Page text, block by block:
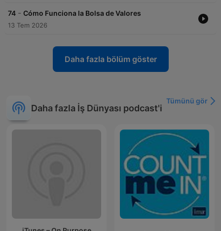
74 - Cómo Funciona la Bolsa de Valores
13 Tem 2026
Daha fazla bölüm göster
Daha fazla İş Dünyası podcast'i
Tümünü gör